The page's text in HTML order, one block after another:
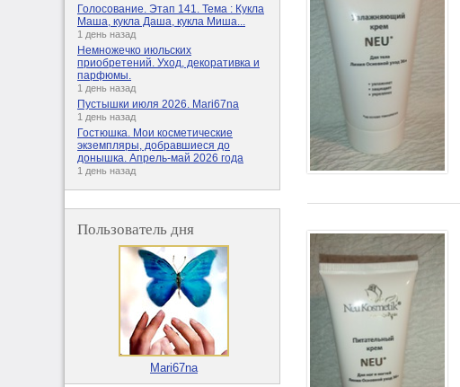
Голосование. Этап 141. Тема : Кукла
Маша, кукла Даша, кукла Миша...
1 день назад
Немножечко июльских
приобретений. Уход, декоративка и
парфюмы.
1 день назад
Пустышки июля 2026. Mari67na
1 день назад
Гостюшка. Мои косметические
экземпляры, добравшиеся до
донышка. Апрель-май 2026 года
1 день назад
Пользователь дня
Mari67na